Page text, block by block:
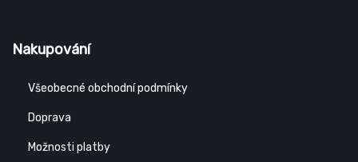
Nakupování
Všeobecné obchodní podmínky
Doprava
Možnosti platby